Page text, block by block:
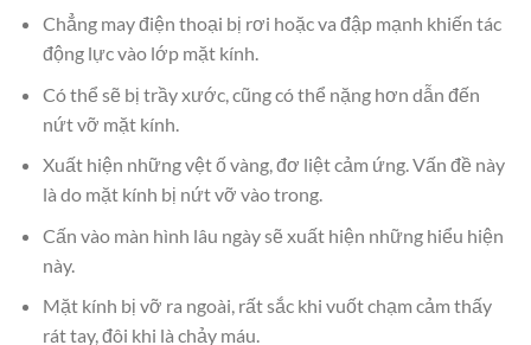
Chẳng may điện thoại bị rơi hoặc va đập mạnh khiến tác
động lực vào lớp mặt kính.
Có thể sẽ bị trầy xước, cũng có thể nặng hơn dẫn đến
nứt vỡ mặt kính.
Xuất hiện những vệt ố vàng, đơ liệt cảm ứng. Vấn đề này
là do mặt kính bị nứt vỡ vào trong.
Cấn vào màn hình lâu ngày sẽ xuất hiện những hiểu hiện
này.
Mặt kính bị vỡ ra ngoài, rất sắc khi vuốt chạm cảm thấy
rát tay, đôi khi là chảy máu.